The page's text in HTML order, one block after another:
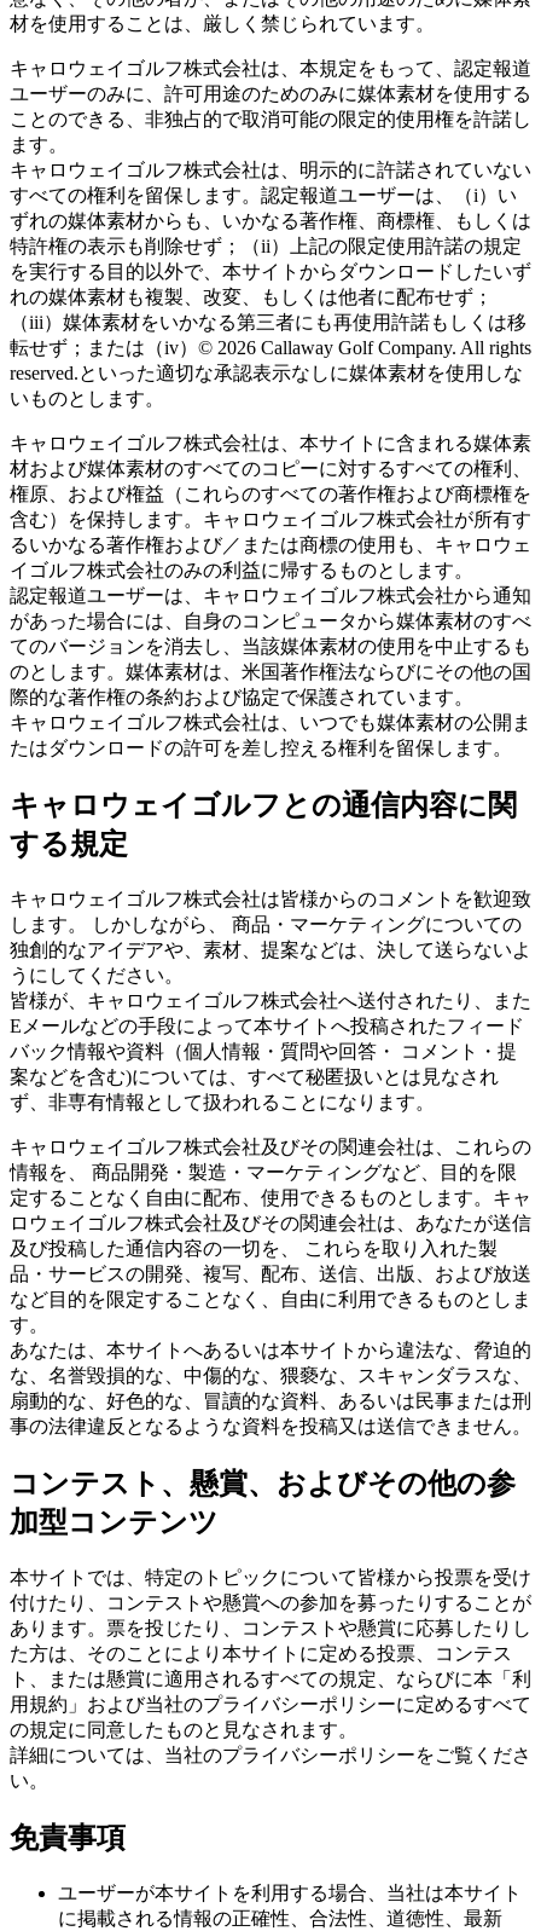
材を使用することは、厳しく禁じられています。
キャロウェイゴルフ株式会社は、本規定をもって、認定報道
ユーザーのみに、許可用途のためのみに媒体素材を使用する
ことのできる、非独占的で取消可能の限定的使用権を許諾し
ます。
キャロウェイゴルフ株式会社は、明示的に許諾されていない
すべての権利を留保します。認定報道ユーザーは、（i）い
ずれの媒体素材からも、いかなる著作権、商標権、もしくは
特許権の表示も削除せず；（ii）上記の限定使用許諾の規定
を実行する目的以外で、本サイトからダウンロードしたいず
れの媒体素材も複製、改変、もしくは他者に配布せず；
（iii）媒体素材をいかなる第三者にも再使用許諾もしくは移
転せず；または（iv）© 2026 Callaway Golf Company. All rights
reserved.といった適切な承認表示なしに媒体素材を使用しな
いものとします。
キャロウェイゴルフ株式会社は、本サイトに含まれる媒体素
材および媒体素材のすべてのコピーに対するすべての権利、
権原、および権益（これらのすべての著作権および商標権を
含む）を保持します。キャロウェイゴルフ株式会社が所有す
るいかなる著作権および／または商標の使用も、キャロウェ
イゴルフ株式会社のみの利益に帰するものとします。
認定報道ユーザーは、キャロウェイゴルフ株式会社から通知
があった場合には、自身のコンピュータから媒体素材のすべ
てのバージョンを消去し、当該媒体素材の使用を中止するも
のとします。媒体素材は、米国著作権法ならびにその他の国
際的な著作権の条約および協定で保護されています。
キャロウェイゴルフ株式会社は、いつでも媒体素材の公開ま
たはダウンロードの許可を差し控える権利を留保します。
キャロウェイゴルフとの通信内容に関
する規定
キャロウェイゴルフ株式会社は皆様からのコメントを歓迎致
します。 しかしながら、 商品・マーケティングについての
独創的なアイデアや、素材、提案などは、決して送らないよ
うにしてください。
皆様が、キャロウェイゴルフ株式会社へ送付されたり、また
Eメールなどの手段によって本サイトへ投稿されたフィード
バック情報や資料（個人情報・質問や回答・ コメント・提
案などを含む)については、すべて秘匿扱いとは見なされ
ず、非専有情報として扱われることになります。
キャロウェイゴルフ株式会社及びその関連会社は、これらの
情報を、 商品開発・製造・マーケティングなど、目的を限
定することなく自由に配布、使用できるものとします。キャ
ロウェイゴルフ株式会社及びその関連会社は、あなたが送信
及び投稿した通信内容の一切を、 これらを取り入れた製
品・サービスの開発、複写、配布、送信、出版、および放送
など目的を限定することなく、自由に利用できるものとしま
す。
あなたは、本サイトへあるいは本サイトから違法な、脅迫的
な、名誉毀損的な、中傷的な、猥褻な、スキャンダラスな、
扇動的な、好色的な、冒讀的な資料、あるいは民事または刑
事の法律違反となるような資料を投稿又は送信できません。
コンテスト、懸賞、およびその他の参
加型コンテンツ
本サイトでは、特定のトピックについて皆様から投票を受け
付けたり、コンテストや懸賞への参加を募ったりすることが
あります。票を投じたり、コンテストや懸賞に応募したりし
た方は、そのことにより本サイトに定める投票、コンテス
ト、または懸賞に適用されるすべての規定、ならびに本「利
用規約」および当社のプライバシーポリシーに定めるすべて
の規定に同意したものと見なされます。
詳細については、当社のプライバシーポリシーをご覧くださ
い。
免責事項
ユーザーが本サイトを利用する場合、当社は本サイト
に掲載される情報の正確性、合法性、道徳性、最新